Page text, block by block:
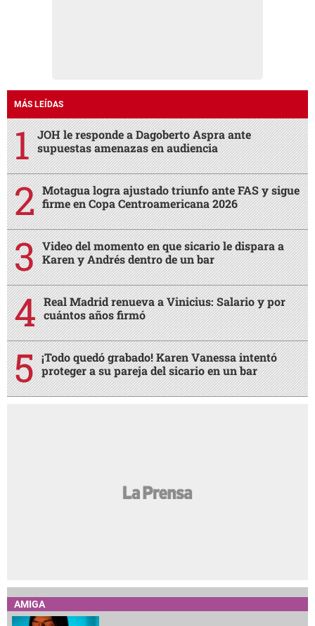
MÁS LEÍDAS
JOH le responde a Dagoberto Aspra ante
supuestas amenazas en audiencia
Motagua logra ajustado triunfo ante FAS y sigue
firme en Copa Centroamericana 2026
Video del momento en que sicario le dispara a
Karen y Andrés dentro de un bar
Real Madrid renueva a Vinicius: Salario y por
cuántos años firmó
¡Todo quedó grabado! Karen Vanessa intentó
proteger a su pareja del sicario en un bar
AMIGA